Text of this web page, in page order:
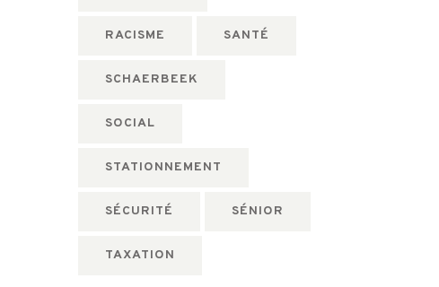
RACISME SANTÉ
SCHAERBEEK
SOCIAL
STATIONNEMENT
SÉCURITÉ SÉNIOR
TAXATION